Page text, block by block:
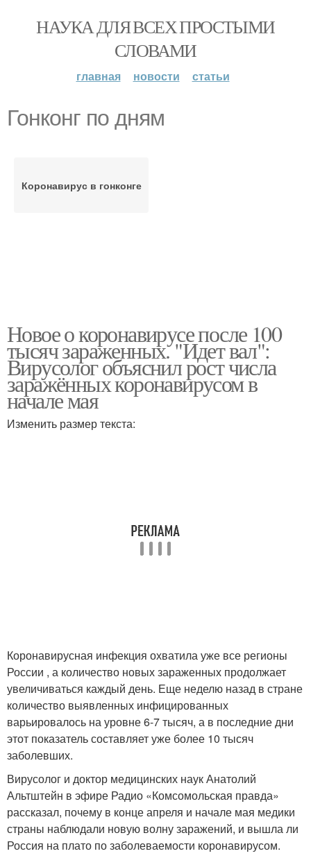
НАУКА ДЛЯ ВСЕХ ПРОСТЫМИ
СЛОВАМИ
главная новости статьи
Гонконг по дням
Коронавирус в гонконге
Новое о коронавирусе после 100
тысяч зараженных. "Идет вал":
Вирусолог объяснил рост числа
заражённых коронавирусом в
начале мая
Изменить размер текста:
Коронавирусная инфекция охватила уже все регионы
России , а количество новых зараженных продолжает
увеличиваться каждый день. Еще неделю назад в стране
количество выявленных инфицированных
варьировалось на уровне 6-7 тысяч, а в последние дни
этот показатель составляет уже более 10 тысяч
заболевших.
Вирусолог и доктор медицинских наук Анатолий
Альтштейн в эфире Радио «Комсомольская правда»
рассказал, почему в конце апреля и начале мая медики
страны наблюдали новую волну заражений, и вышла ли
Россия на плато по заболеваемости коронавирусом.